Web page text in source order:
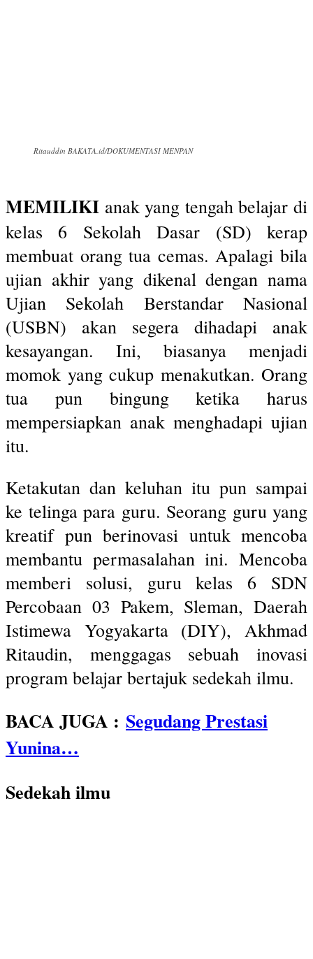
Ritauddin BAKATA.id/DOKUMENTASI MENPAN
MEMILIKI anak yang tengah belajar di
kelas 6 Sekolah Dasar (SD) kerap
membuat orang tua cemas. Apalagi bila
ujian akhir yang dikenal dengan nama
Ujian Sekolah Berstandar Nasional
(USBN) akan segera dihadapi anak
kesayangan. Ini, biasanya menjadi
momok yang cukup menakutkan. Orang
tua pun bingung ketika harus
mempersiapkan anak menghadapi ujian
itu.
Ketakutan dan keluhan itu pun sampai
ke telinga para guru. Seorang guru yang
kreatif pun berinovasi untuk mencoba
membantu permasalahan ini. Mencoba
memberi solusi, guru kelas 6 SDN
Percobaan 03 Pakem, Sleman, Daerah
Istimewa Yogyakarta (DIY), Akhmad
Ritaudin, menggagas sebuah inovasi
program belajar bertajuk sedekah ilmu.
BACA JUGA : Segudang Prestasi
Yunina…
Sedekah ilmu